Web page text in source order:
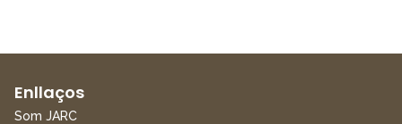
Enllaços
Som JARC